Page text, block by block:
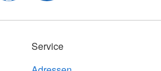
Service